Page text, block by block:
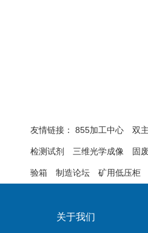
友情链接： 855加工中心 双
检测试剂 三维光学成像 固
验箱 制造论坛 矿用低压柜
关于我们